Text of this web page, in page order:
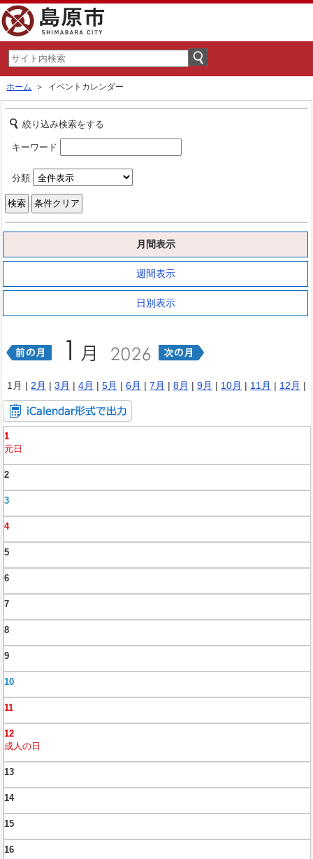
ホーム ＞ イベントカレンダー
絞り込み検索をする
キーワード
分類
月間表示
週間表示
日別表示
1月 | 2月 | 3月 | 4月 | 5月 | 6月 | 7月 | 8月 | 9月 | 10月 | 11月 | 12月 |
1
元日
2
3
4
5
6
7
8
9
10
11
12
成人の日
13
14
15
16